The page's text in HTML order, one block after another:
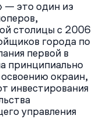
— это один из
столицы с 2006
города по
первой в
принципиально
окраин,
инвестирования
управления